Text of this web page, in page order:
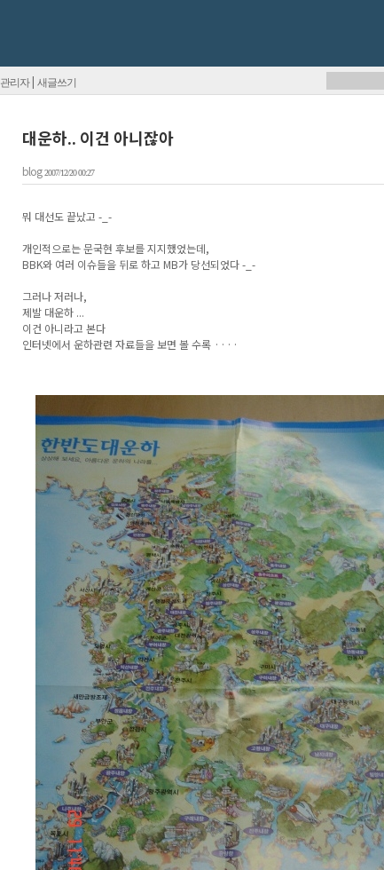
관리자| 새글쓰기
대운하.. 이건 아니잖아
blog 2007/12/20 00:27
뭐 대선도 끝났고 -_-
개인적으로는 문국현 후보를 지지했었는데,
BBK와 여러 이슈들을 뒤로 하고 MB가 당선되었다 -_-
그러나 저러나,
제발 대운하 ...
이건 아니라고 본다
인터넷에서 운하관련 자료들을 보면 볼 수록 ····